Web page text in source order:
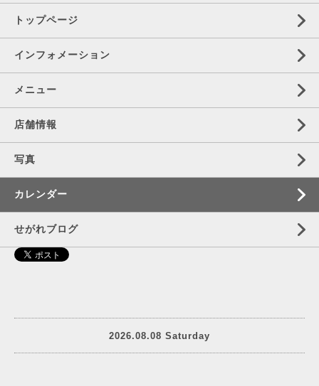
トップページ
インフォメーション
メニュー
店舗情報
写真
カレンダー
せがれブログ
2026.08.08 Saturday